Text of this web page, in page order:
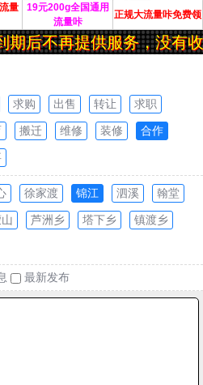
量
19元200g全国通用
流量咔
正规大流量咔免费领
后不再提供服务，没有
求购 出售 转让 求职
搬迁 维修 装修 合作
徐家渡 锦江 泗溪 翰堂
芦洲乡 塔下乡 镇渡乡
最新发布